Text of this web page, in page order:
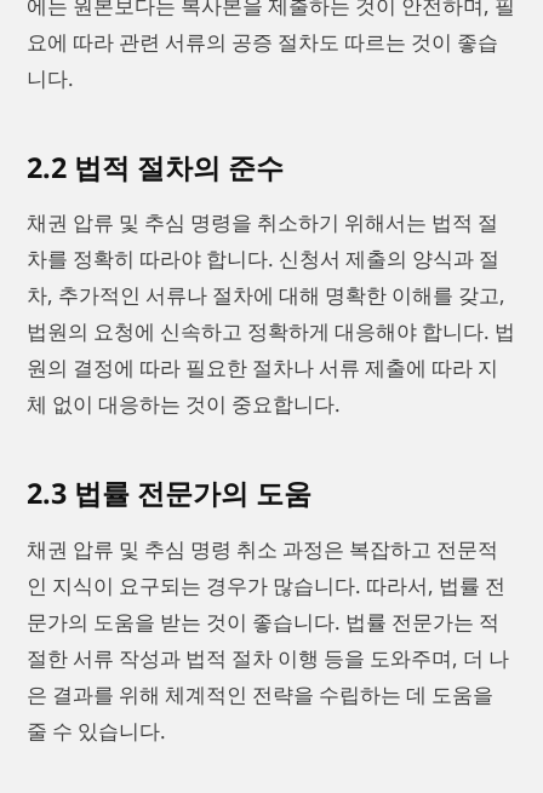
요에 따라 관련 서류의 공증 절차도 따르는 것이 좋습
니다.
2.2 법적 절차의 준수
채권 압류 및 추심 명령을 취소하기 위해서는 법적 절
차를 정확히 따라야 합니다. 신청서 제출의 양식과 절
차, 추가적인 서류나 절차에 대해 명확한 이해를 갖고,
법원의 요청에 신속하고 정확하게 대응해야 합니다. 법
원의 결정에 따라 필요한 절차나 서류 제출에 따라 지
체 없이 대응하는 것이 중요합니다.
2.3 법률 전문가의 도움
채권 압류 및 추심 명령 취소 과정은 복잡하고 전문적
인 지식이 요구되는 경우가 많습니다. 따라서, 법률 전
문가의 도움을 받는 것이 좋습니다. 법률 전문가는 적
절한 서류 작성과 법적 절차 이행 등을 도와주며, 더 나
은 결과를 위해 체계적인 전략을 수립하는 데 도움을
줄 수 있습니다.